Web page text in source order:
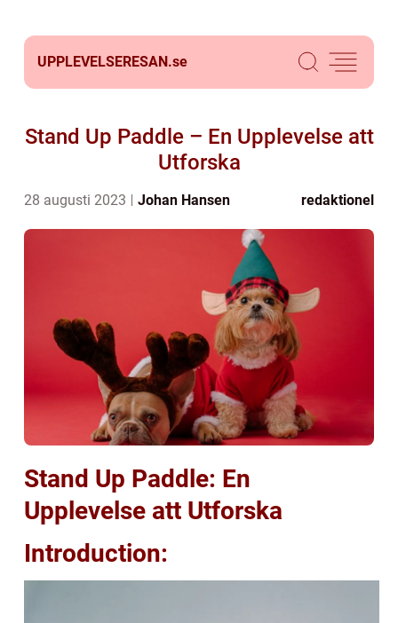
UPPLEVELSERESAN.se
Stand Up Paddle – En Upplevelse att
Utforska
28 augusti 2023 Johan Hansen redaktionel
Stand Up Paddle: En
Upplevelse att Utforska
Introduction: